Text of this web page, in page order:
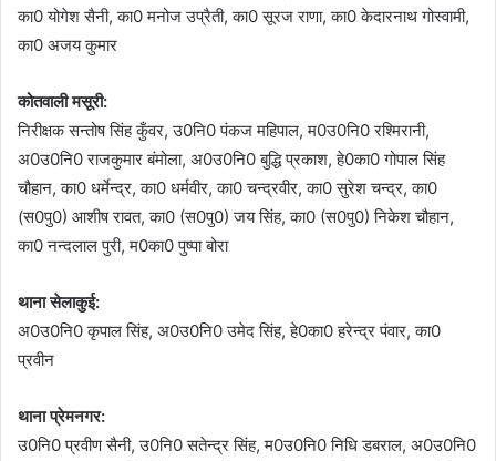
का0 योगेश सैनी, का0 मनोज उप्रैती, का0 सूरज राणा, का0 केदारनाथ गोस्वामी,
का0 अजय कुमार
कोतवाली मसूरी:
निरीक्षक सन्तोष सिंह कुँवर, उ0नि0 पंकज महिपाल, म0उ0नि0 रश्मिरानी,
अ0उ0नि0 राजकुमार बंमोला, अ0उ0नि0 बुद्धि प्रकाश, हे0का0 गोपाल सिंह
चौहान, का0 धर्मेन्द्र, का0 धर्मवीर, का0 चन्द्रवीर, का0 सुरेश चन्द्र, का0
(स0पु0) आशीष रावत, का0 (स0पु0) जय सिंह, का0 (स0पु0) निकेश चौहान,
का0 नन्दलाल पुरी, म0का0 पुष्पा बोरा
थाना सेलाकुई:
अ0उ0नि0 कृपाल सिंह, अ0उ0नि0 उमेद सिंह, हे0का0 हरेन्द्र पंवार, का0
प्रवीन
थाना प्रेमनगर:
उ0नि0 प्रवीण सैनी, उ0नि0 सतेन्द्र सिंह, म0उ0नि0 निधि डबराल, अ0उ0नि0